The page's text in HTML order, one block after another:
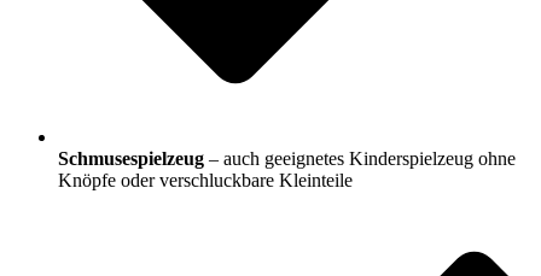
Schmusespielzeug – auch geeignetes Kinderspielzeug ohne
Knöpfe oder verschluckbare Kleinteile